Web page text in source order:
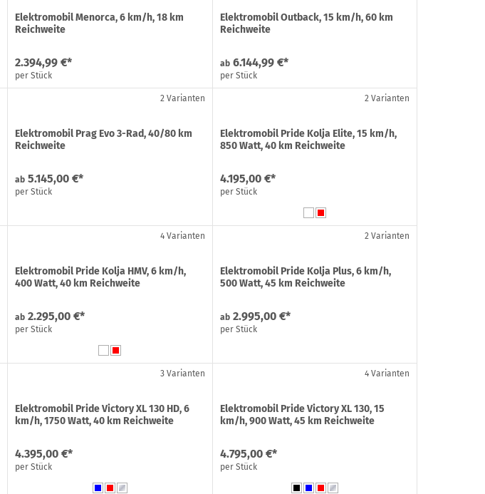
Elektromobil Menorca, 6 km/h, 18 km
Reichweite
2.394,99 €*
per Stück
Elektromobil Outback, 15 km/h, 60 km
Reichweite
ab6.144,99 €*
per Stück
2 Varianten
Elektromobil Prag Evo 3-Rad, 40/80 km
Reichweite
ab 5.145,00 €*
per Stück
2 Varianten
Elektromobil Pride Kolja Elite, 15 km/h,
850 Watt, 40 km Reichweite
4.195,00 €*
per Stück
4 Varianten
Elektromobil Pride Kolja HMV, 6 km/h,
400 Watt, 40 km Reichweite
ab 2.295,00 €*
per Stück
2 Varianten
Elektromobil Pride Kolja Plus, 6 km/h,
500 Watt, 45 km Reichweite
ab2.995,00 €*
per Stück
3 Varianten
Elektromobil Pride Victory XL 130 HD, 6
km/h, 1750 Watt, 40 km Reichweite
4.395,00 €*
per Stück
4 Varianten
Elektromobil Pride Victory XL 130, 15
km/h, 900 Watt, 45 km Reichweite
4.795,00 €*
per Stück